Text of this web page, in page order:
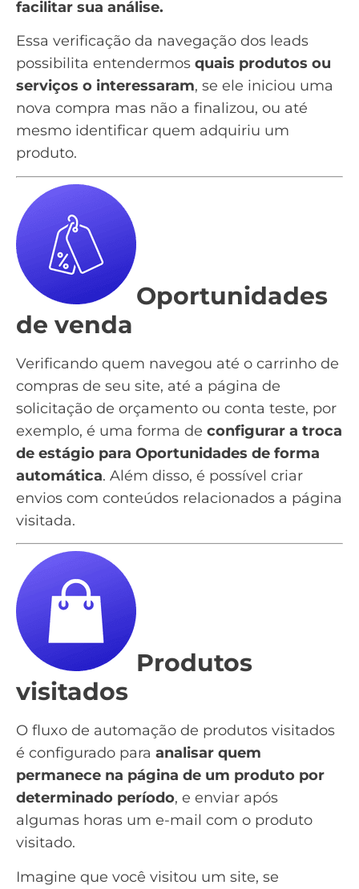
facilitar sua análise.
Essa verificação da navegação dos leads
possibilita entendermos quais produtos ou
serviços o interessaram, se ele iniciou uma
nova compra mas não a finalizou, ou até
mesmo identificar quem adquiriu um
produto.
Oportunidades
de venda
Verificando quem navegou até o carrinho de
compras de seu site, até a página de
solicitação de orçamento ou conta teste, por
exemplo, é uma forma de configurar a troca
de estágio para Oportunidades de forma
automática. Além disso, é possível criar
envios com conteúdos relacionados a página
visitada.
Produtos
visitados
O fluxo de automação de produtos visitados
é configurado para analisar quem
permanece na página de um produto por
determinado período, e enviar após
algumas horas um e-mail com o produto
visitado.
Imagine que você visitou um site, se